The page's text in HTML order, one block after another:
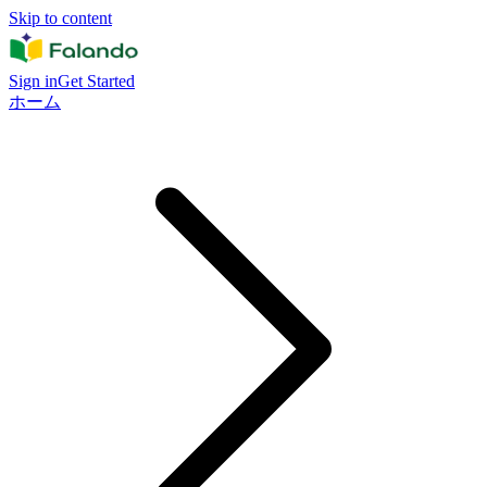
Skip to content
Sign inGet Started
ホーム